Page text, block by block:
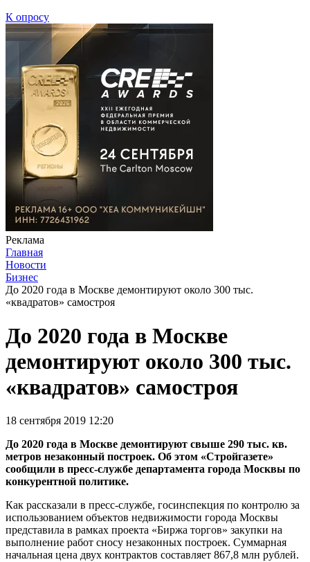
К опросу
Реклама
Главная
Новости
Бизнес
До 2020 года в Москве демонтируют около 300 тыс.
«квадратов» самостроя
До 2020 года в Москве
демонтируют около 300 тыс.
«квадратов» самостроя
18 сентября 2019 12:20
До 2020 года в Москве демонтируют свыше 290 тыс. кв.
метров незаконный построек. Об этом «Стройгазете»
сообщили в пресс-службе департамента города Москвы по
конкурентной политике.
Как рассказали в пресс-службе, госинспекция по контролю за
использованием объектов недвижимости города Москвы
представила в рамках проекта «Биржа торгов» закупки на
выполнение работ сносу незаконных построек. Суммарная
начальная цена двух контрактов составляет 867,8 млн рублей.